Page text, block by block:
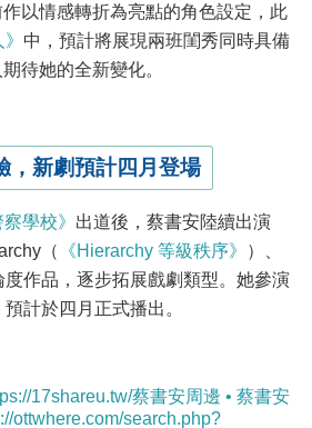
以情感轉折為亮點的角色設定，此
中，預計將展現兩班閨秀同時具備
待她的全新變化。
，新劇預計四月登場
察學校》 出道後，蔡書安陸續出演
（ 《Hierarchy 等級秩序》
）、
度作品，逐步拓展戲劇類型。她參演
預計於四月正式播出。
17shareu.tw/蔡書安周邊 • 蔡書安
ottwhere.com/search.php?